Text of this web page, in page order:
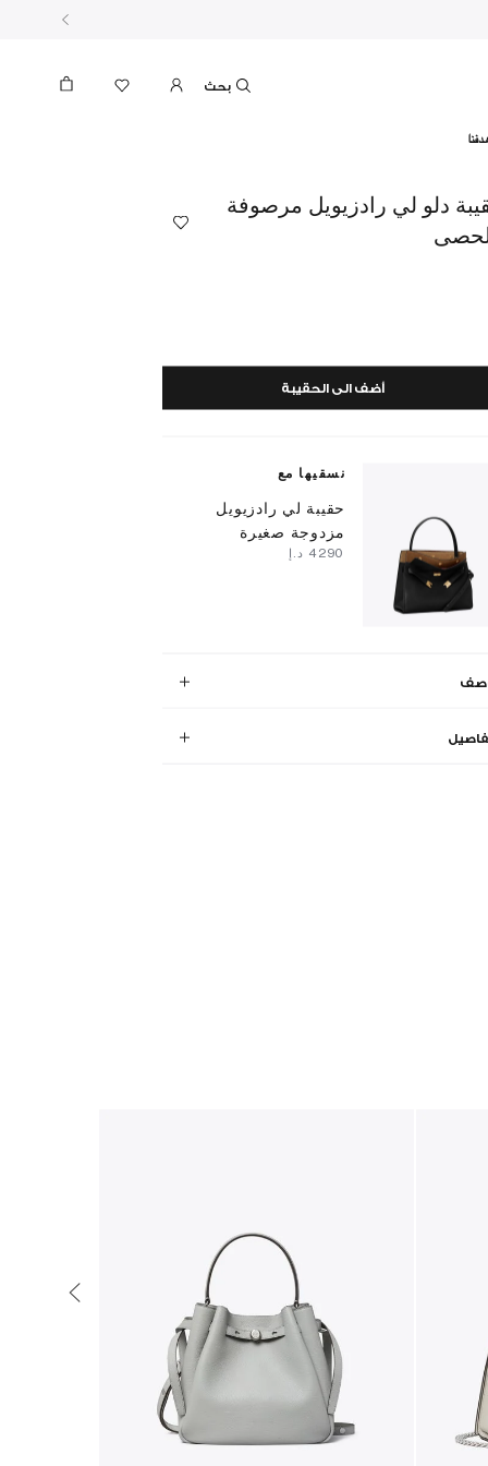
دلو لي رادزيويل مرصوفة
أضف الى الحقيبة
نسقيها مع
حقيبة لي رادزيويل
مزدوجة صغيرة